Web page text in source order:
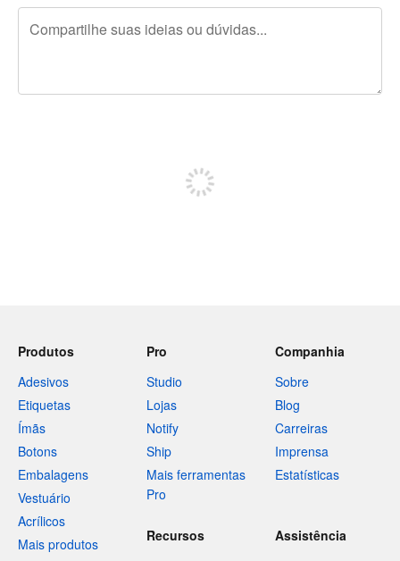
Produtos
Adesivos
Etiquetas
Ímãs
Botons
Embalagens
Vestuário
Acrílicos
Mais produtos
Pro
Studio
Lojas
Notify
Ship
Mais ferramentas
Pro
Companhia
Sobre
Blog
Carreiras
Imprensa
Estatísticas
Recursos
Assistência